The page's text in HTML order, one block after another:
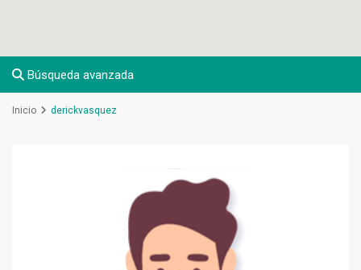
Búsqueda avanzada
Inicio derickvasquez